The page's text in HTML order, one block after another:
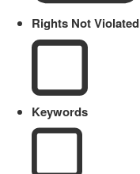
Rights Not Violated
Keywords